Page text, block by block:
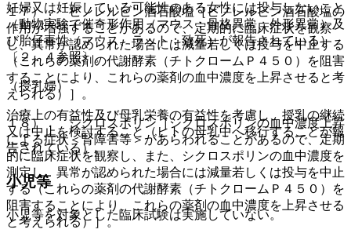
妊婦又は妊娠している可能性のある女性には投与しないこと
（動物実験で催奇形作用（マウス：骨格異常、外形異常）及
び胎仔毒性（マウス、ラット：致死）が報告されている）
〔２．４参照〕。
（授乳婦）
治療上の有益性及び母乳栄養の有益性を考慮し、授乳の継続
又は中止を検討すること（ヒトの母乳中へ移行することが報
告されている）。
小児等
小児等を対象とした臨床試験は実施していない。
１７）． ビノレルビン酒石酸塩［ビノレルビン酒石酸塩の
作用が増強することがあるので、定期的に臨床症状を観察
し、異常が認められた場合には減量若しくは投与を中止する
（これらの薬剤の代謝酵素（チトクロームＰ４５０）を阻害
することにより、これらの薬剤の血中濃度を上昇させると考
えられる）］。
１８）． シクロスポリン［シクロスポリンの血中濃度上昇
による症状＜腎障害等＞があらわれることがあるので、定期
的に臨床症状を観察し、また、シクロスポリンの血中濃度を
測定し、異常が認められた場合には減量若しくは投与を中止
する（これらの薬剤の代謝酵素（チトクロームＰ４５０）を
阻害することにより、これらの薬剤の血中濃度を上昇させる
と考えられる）］。